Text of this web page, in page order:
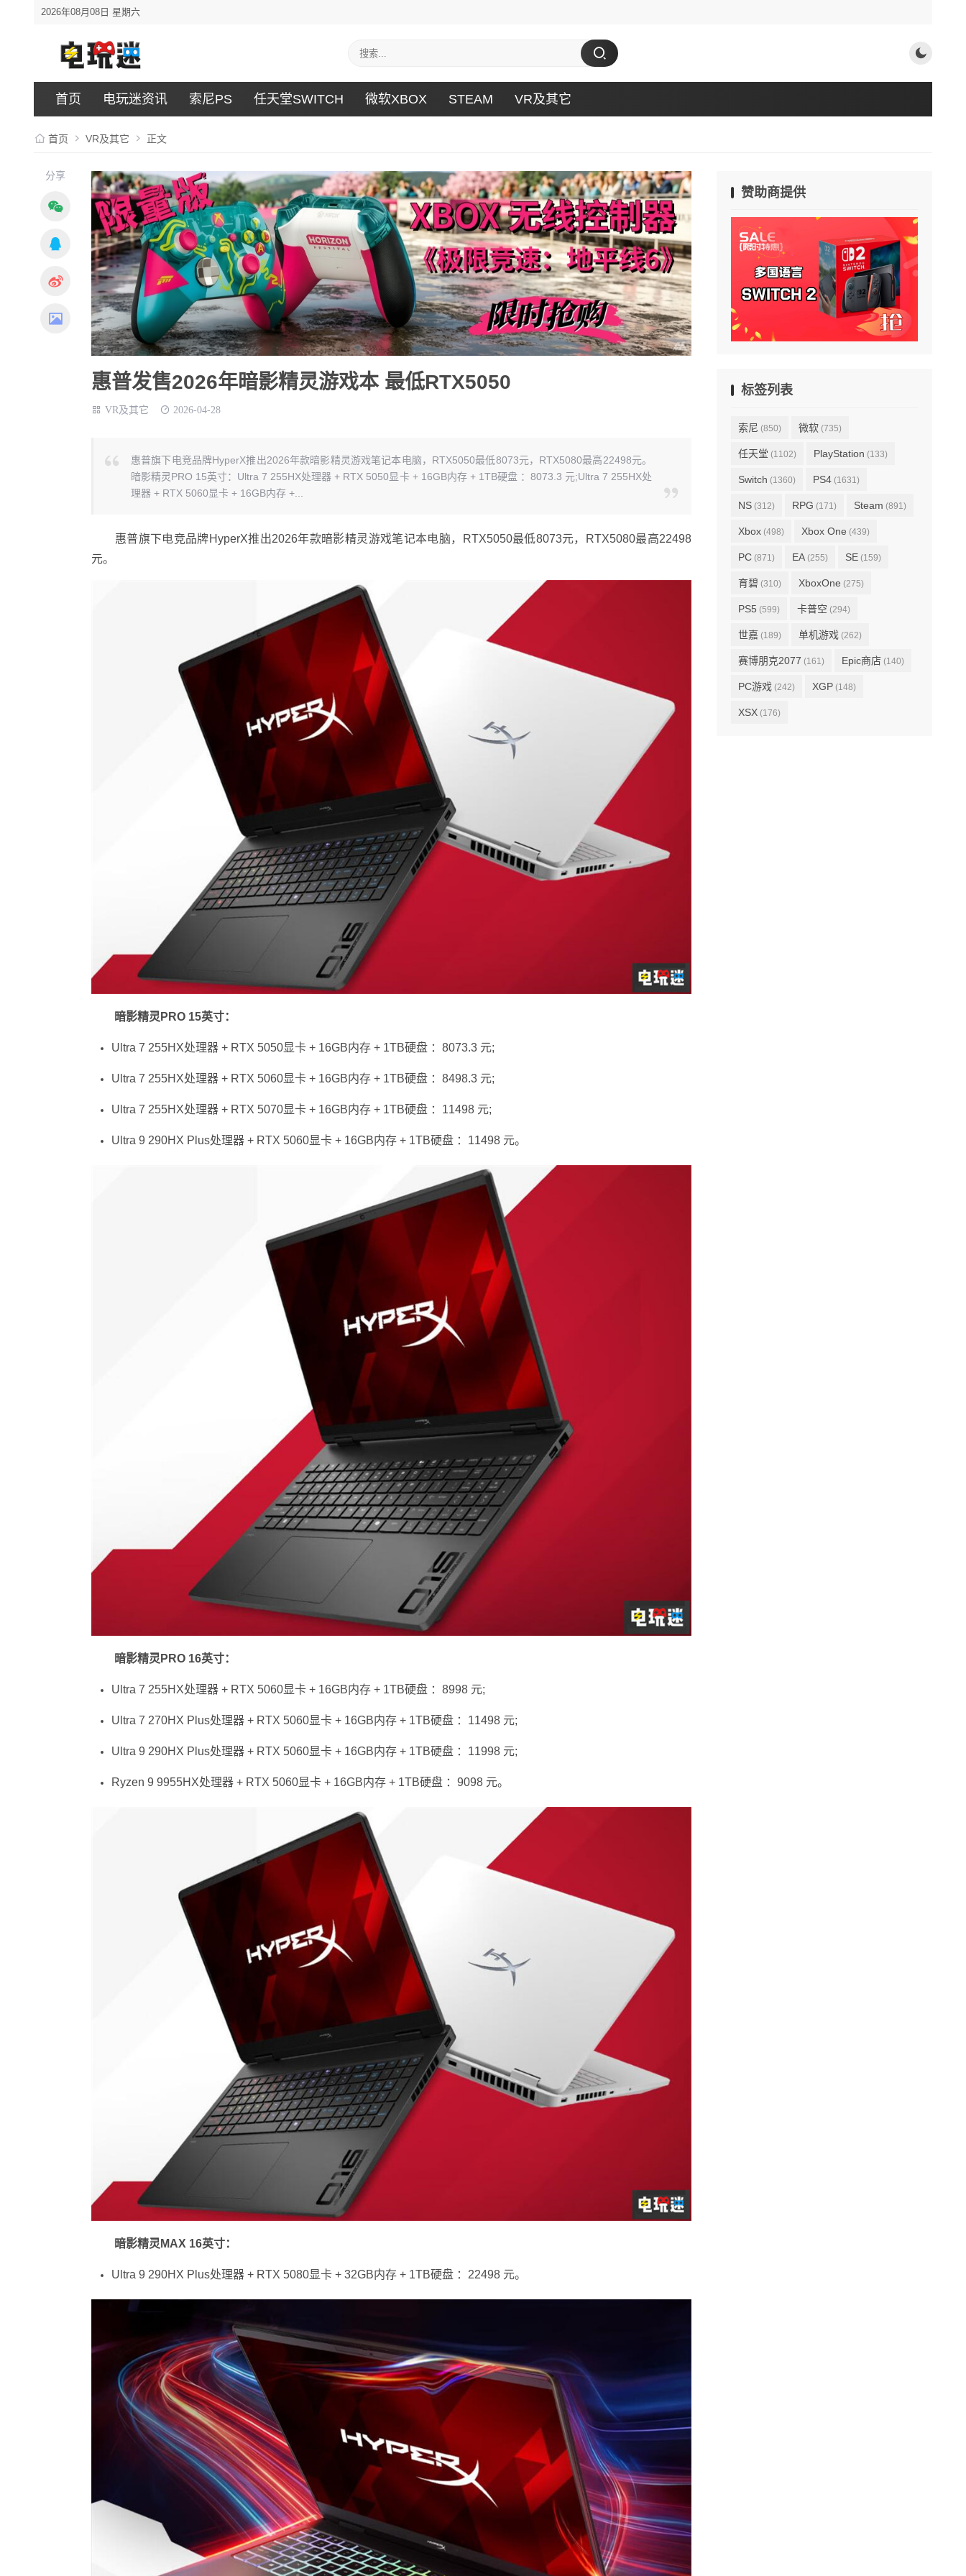
2026年08月08日 星期六
首页 电玩迷资讯 索尼PS 任天堂SWITCH 微软XBOX STEAM VR及其它
首页 VR及其它 正文
分享
惠普发售2026年暗影精灵游戏本 最低RTX5050
VR及其它 2026-04-28
惠普旗下电竞品牌HyperX推出2026年款暗影精灵游戏笔记本电脑，RTX5050最低8073元，RTX5080最高22498元。
暗影精灵PRO 15英寸：Ultra 7 255HX处理器 + RTX 5050显卡 + 16GB内存 + 1TB硬盘 ：8073.3 元;Ultra 7 255HX处
理器 + RTX 5060显卡 + 16GB内存 +...
惠普旗下电竞品牌HyperX推出2026年款暗影精灵游戏笔记本电脑，RTX5050最低8073元，RTX5080最高22498
元。
暗影精灵PRO 15英寸：
Ultra 7 255HX处理器 + RTX 5050显卡 + 16GB内存 + 1TB硬盘 ：8073.3 元;
Ultra 7 255HX处理器 + RTX 5060显卡 + 16GB内存 + 1TB硬盘 ：8498.3 元;
Ultra 7 255HX处理器 + RTX 5070显卡 + 16GB内存 + 1TB硬盘 ：11498 元;
Ultra 9 290HX Plus处理器 + RTX 5060显卡 + 16GB内存 + 1TB硬盘 ：11498 元。
暗影精灵PRO 16英寸：
Ultra 7 255HX处理器 + RTX 5060显卡 + 16GB内存 + 1TB硬盘 ：8998 元;
Ultra 7 270HX Plus处理器 + RTX 5060显卡 + 16GB内存 + 1TB硬盘 ：11498 元;
Ultra 9 290HX Plus处理器 + RTX 5060显卡 + 16GB内存 + 1TB硬盘 ：11998 元;
Ryzen 9 9955HX处理器 + RTX 5060显卡 + 16GB内存 + 1TB硬盘 ：9098 元。
暗影精灵MAX 16英寸：
Ultra 9 290HX Plus处理器 + RTX 5080显卡 + 32GB内存 + 1TB硬盘 ：22498 元。
赞助商提供
标签列表
索尼 (850) 微软 (735)
任天堂 (1102) PlayStation (133)
Switch (1360) PS4 (1631)
NS (312) RPG (171) Steam (891)
Xbox (498) Xbox One (439)
PC (871) EA (255) SE (159)
育碧 (310) XboxOne (275)
PS5 (599) 卡普空 (294)
世嘉 (189) 单机游戏 (262)
赛博朋克2077 (161) Epic商店 (140)
PC游戏 (242) XGP (148)
XSX (176)